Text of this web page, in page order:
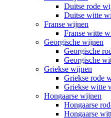
Duitse rode
Duitse witte
Franse wijnen
Franse witte
Georgische wijnen
Georgische
Georgische
Griekse wijnen
Griekse rode
Griekse witte
Hongaarse wijnen
Hongaarse
Hongaarse